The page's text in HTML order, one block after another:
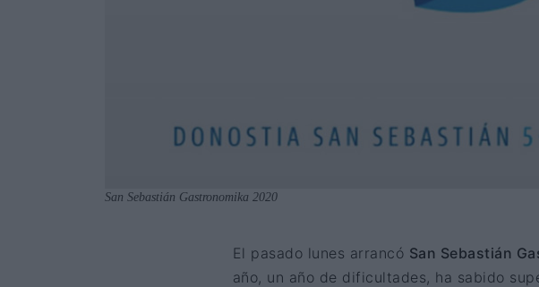
San Sebastián Gastronomika 2020
El pasado lunes arrancó San Sebastián
año, un año de dificultades, ha sabido